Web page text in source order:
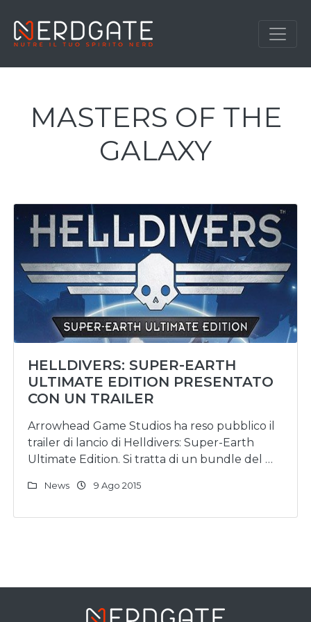
MASTERS OF THE
GALAXY
HELLDIVERS: SUPER-EARTH
ULTIMATE EDITION PRESENTATO
CON UN TRAILER
Arrowhead Game Studios ha reso pubblico il
trailer di lancio di Helldivers: Super-Earth
Ultimate Edition. Si tratta di un bundle del …
News 9 Ago 2015